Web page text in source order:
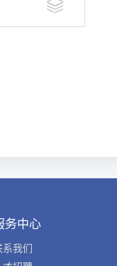
务中心
系我们